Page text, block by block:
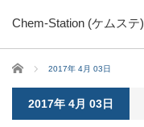
Chem-Station (ケムステ)
ホーム 2017年 4月 03日
2017年 4月 03日